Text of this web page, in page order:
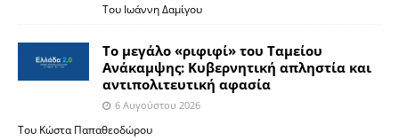
Του Ιωάννη Δαμίγου
Το μεγάλο «ριφιφί» του Ταμείου
Ανάκαμψης: Κυβερνητική απληστία και
αντιπολιτευτική αφασία
6 Αυγούστου 2026
Του Κώστα Παπαθεοδώρου